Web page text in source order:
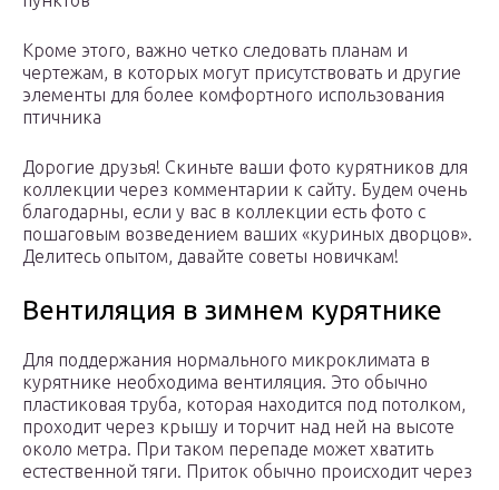
Кроме этого, важно четко следовать планам и
чертежам, в которых могут присутствовать и другие
элементы для более комфортного использования
птичника
Дорогие друзья! Скиньте ваши фото курятников для
коллекции через комментарии к сайту. Будем очень
благодарны, если у вас в коллекции есть фото с
пошаговым возведением ваших «куриных дворцов».
Делитесь опытом, давайте советы новичкам!
Вентиляция в зимнем курятнике
Для поддержания нормального микроклимата в
курятнике необходима вентиляция. Это обычно
пластиковая труба, которая находится под потолком,
проходит через крышу и торчит над ней на высоте
около метра. При таком перепаде может хватить
естественной тяги. Приток обычно происходит через